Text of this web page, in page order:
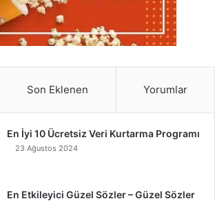
Son Eklenen Yorumlar
En İyi 10 Ücretsiz Veri Kurtarma Programı
23 Ağustos 2024
En Etkileyici Güzel Sözler – Güzel Sözler